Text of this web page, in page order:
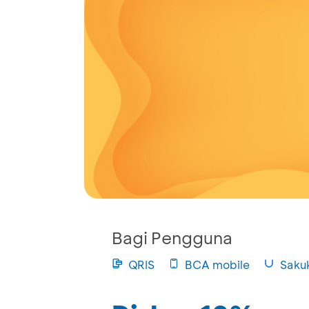
Bagi Pengguna
QRIS BCA mobile